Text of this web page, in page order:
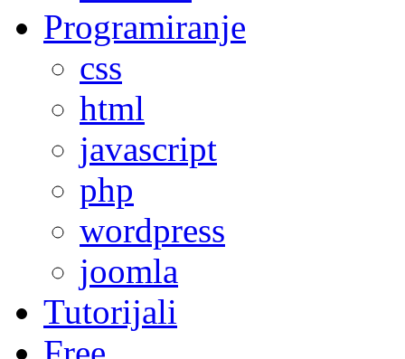
Programiranje
css
html
javascript
php
wordpress
joomla
Tutorijali